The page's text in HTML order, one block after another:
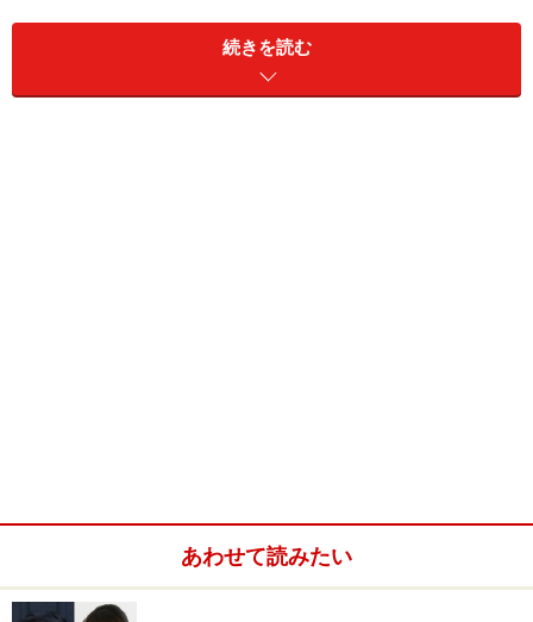
のもの。この建築様式では、よほどメンテナンスをしっ
かりしないとアッという間にガタガタになってしまうそ
うです。
続きを読む
あわせて読みたい